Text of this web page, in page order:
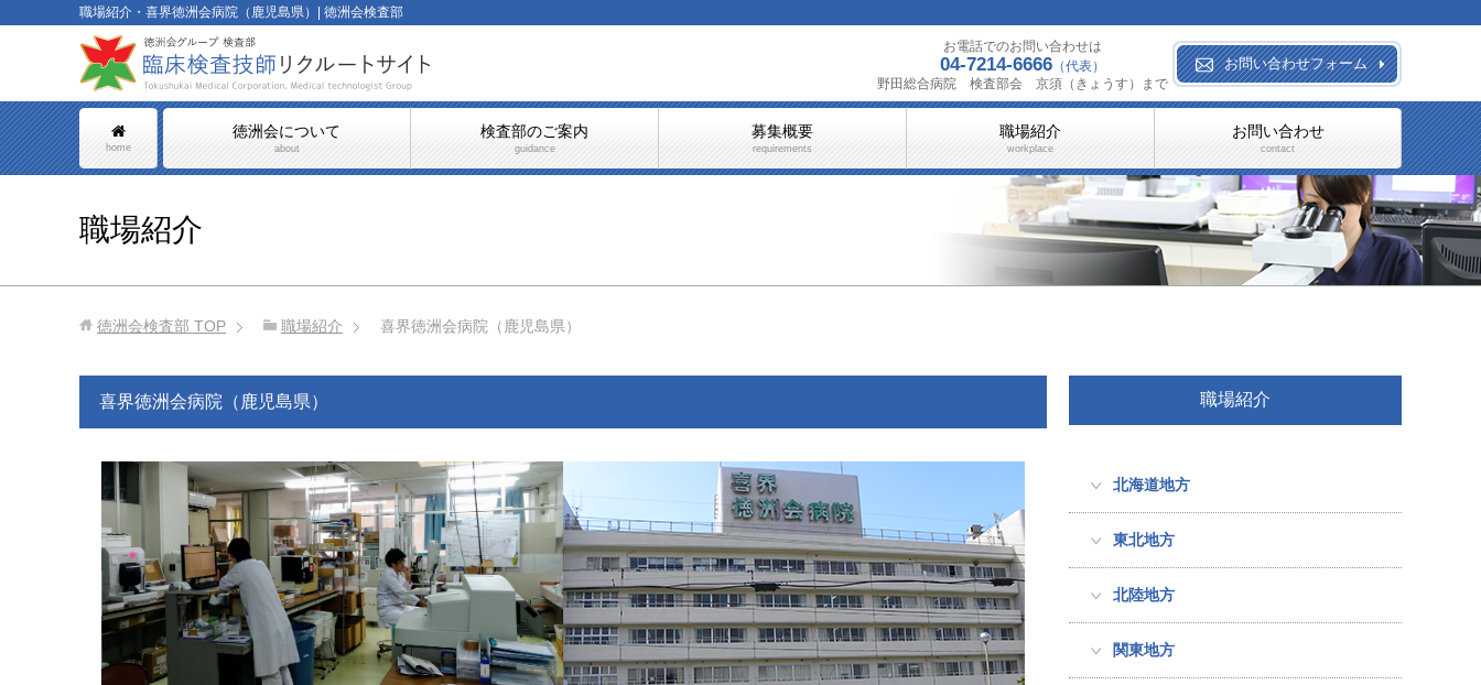
職場紹介・喜界徳洲会病院（鹿児島県）| 徳洲会検査部
home
徳洲会について
about
検査部のご案内
guidance
募集概要
requirements
職場紹介
workplace
お問い合わせ
contact
お電話でのお問い合わせは
04-7214-6666 （代表）
野田総合病院 検査部会 京須（きょうす）まで
お問い合わせフォーム
職場紹介
徳洲会検査部 TOP 職場紹介 喜界徳洲会病院（鹿児島県）
喜界徳洲会病院（鹿児島県） 職場紹介
北海道地方
東北地方
北陸地方
関東地方